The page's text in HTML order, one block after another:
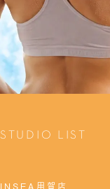
STUDIO LIST
INSEA用賀店